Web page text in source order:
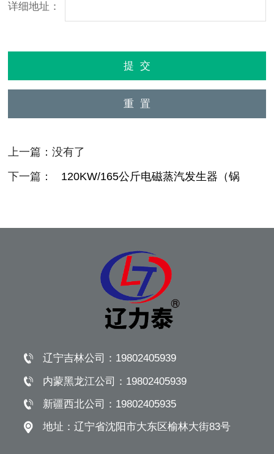
详细地址：
上一篇：没有了
下一篇：
120KW/165公斤电磁蒸汽发生器（锅
辽宁吉林公司： 19802405939
内蒙黑龙江公司： 19802405939
新疆西北公司： 19802405935
地址：辽宁省沈阳市大东区榆林大街83号